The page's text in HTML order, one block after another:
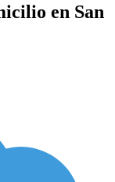
en San